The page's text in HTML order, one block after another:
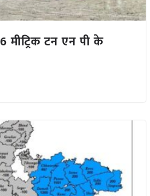
टन एन पी के